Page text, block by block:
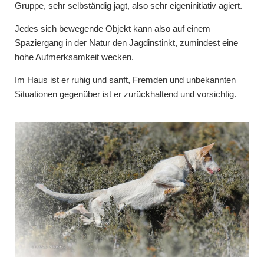
Gruppe, sehr selbständig jagt, also sehr eigeninitiativ agiert.
Jedes sich bewegende Objekt kann also auf einem
Spaziergang in der Natur den Jagdinstinkt, zumindest eine
hohe Aufmerksamkeit wecken.
Im Haus ist er ruhig und sanft, Fremden und unbekannten
Situationen gegenüber ist er zurückhaltend und vorsichtig.